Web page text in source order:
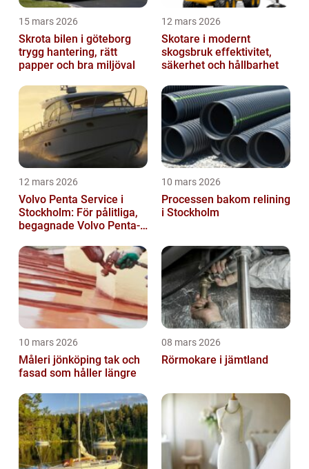
15 mars 2026
Skrota bilen i göteborg
trygg hantering, rätt
papper och bra miljöval
12 mars 2026
Skotare i modernt
skogsbruk effektivitet,
säkerhet och hållbarhet
12 mars 2026
Volvo Penta Service i
Stockholm: För pålitliga,
begagnade Volvo Penta-
10 mars 2026
Processen bakom relining
i Stockholm
10 mars 2026
Måleri jönköping tak och
fasad som håller längre
08 mars 2026
Rörmokare i jämtland